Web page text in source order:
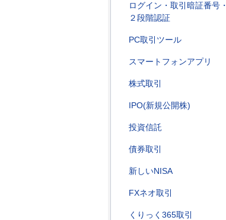
ログイン・取引暗証番号・
２段階認証
PC取引ツール
スマートフォンアプリ
株式取引
IPO(新規公開株)
投資信託
債券取引
新しいNISA
FXネオ取引
くりっく365取引